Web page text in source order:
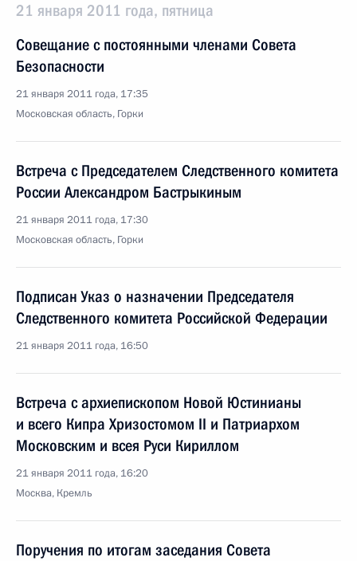
21 января 2011 года, пятница
Совещание с постоянными членами Совета
Безопасности
21 января 2011 года, 17:35
Московская область, Горки
Встреча с Председателем Следственного комитета
России Александром Бастрыкиным
21 января 2011 года, 17:30
Московская область, Горки
Подписан Указ о назначении Председателя
Следственного комитета Российской Федерации
21 января 2011 года, 16:50
Встреча с архиепископом Новой Юстинианы
и всего Кипра Хризостомом II и Патриархом
Московским и всея Руси Кириллом
21 января 2011 года, 16:20
Москва, Кремль
Поручения по итогам заседания Совета